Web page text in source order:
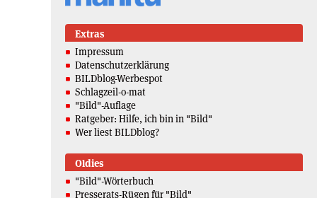
Extras
Impressum
Datenschutzerklärung
BILDblog-Werbespot
Schlagzeil-o-mat
"Bild"-Auflage
Ratgeber: Hilfe, ich bin in "Bild"
Wer liest BILDblog?
Oldies
"Bild"-Wörterbuch
Presserats-Rügen für "Bild"